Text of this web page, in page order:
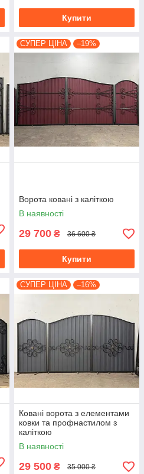
Купити
СУПЕР ЦІНА –19%
Ворота ковані з каліткою
В наявності
29 700 ₴ 36 600 ₴
Купити
СУПЕР ЦІНА –16%
Ковані ворота з елементами
ковки та профнастилом з
каліткою
В наявності
29 500 ₴ 35 000 ₴